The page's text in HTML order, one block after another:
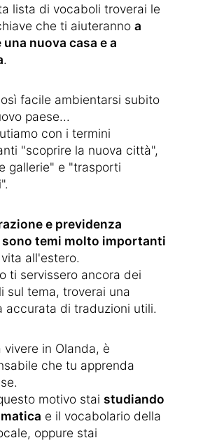
lista di vocaboli troverai le
che ti aiuteranno a
nuova casa e a
.
facile ambientarsi subito
paese...
con i termini
"scoprire la nuova città",
gallerie" e "trasporti
e previdenza
temi molto importanti
all'estero.
ti servissero ancora dei
sul tema, troverai una
accurata di traduzioni utili.
vivere in Olanda, è
che tu apprenda
motivo stai studiando
e il vocabolario della
oppure stai